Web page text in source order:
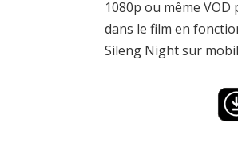
1080p ou même
dans le film en
Sileng Night sur